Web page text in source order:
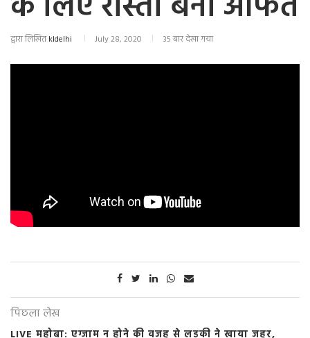
द्वारा लिखितkldelhi July 28, 2020 35 बार देखा गया
पिछला लेख